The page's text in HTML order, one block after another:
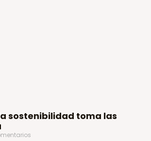
sostenibilidad toma las